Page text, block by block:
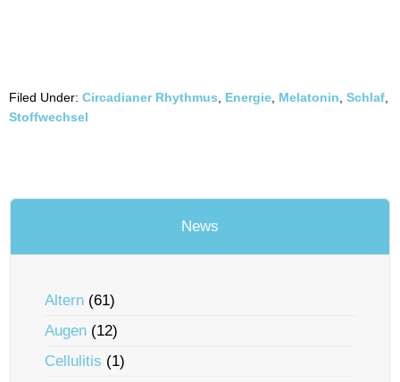
Filed Under: Circadianer Rhythmus Energie Melatonin Schlaf
Stoffwechsel
News
Altern (61)
Augen (12)
Cellulitis (1)